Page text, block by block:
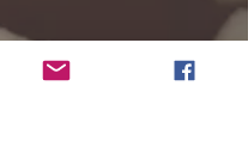
on the Arcachon
Bay, in Mios